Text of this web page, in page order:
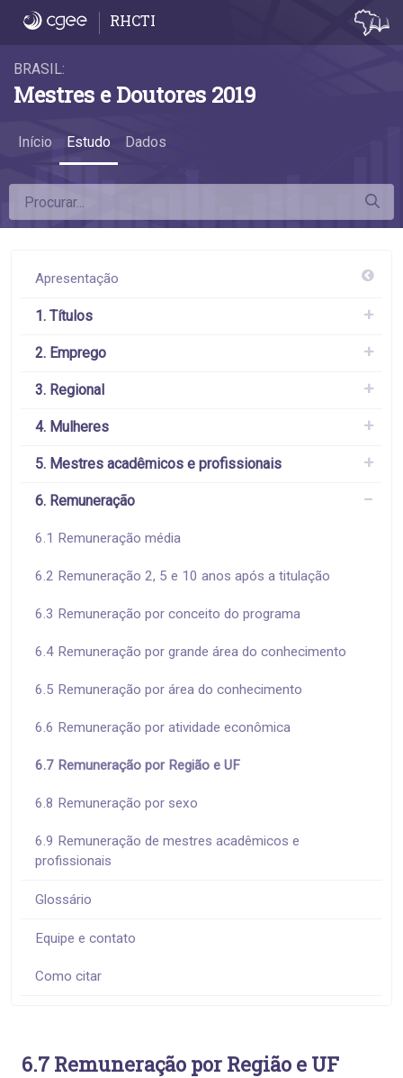
6.7 Remuneração por Região e UF - 6.7
RHCTI
BRASIL:
Mestres e Doutores 2019
Início Estudo Dados
Apresentação
1. Títulos
2. Emprego
3. Regional
4. Mulheres
5. Mestres acadêmicos e profissionais
6. Remuneração
6.1 Remuneração média
6.2 Remuneração 2, 5 e 10 anos após a titulação
6.3 Remuneração por conceito do programa
6.4 Remuneração por grande área do conhecimento
6.5 Remuneração por área do conhecimento
6.6 Remuneração por atividade econômica
6.7 Remuneração por Região e UF
6.8 Remuneração por sexo
6.9 Remuneração de mestres acadêmicos e
profissionais
Glossário
Equipe e contato
Como citar
6.7 Remuneração por Região e UF